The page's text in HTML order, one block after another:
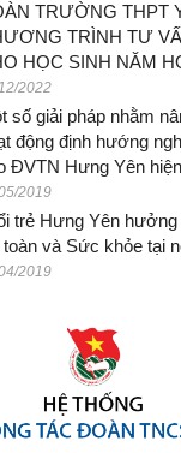
TRƯỜNG THPT
TRÌNH TƯ
HỌC SINH NĂM
2022
số giải pháp nhằm
động định hướng
ĐVTN Hưng Yên
2019
trẻ Hưng Yên
toàn và Sức khỏe tại
2019